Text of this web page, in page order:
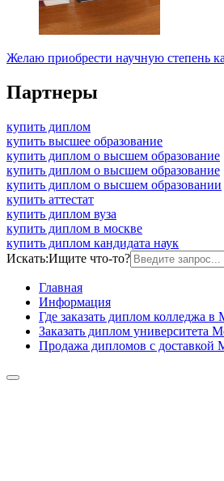
Желаю приобрести научную степень
Партнеры
купить диплом
купить высшее образование
купить диплом о высшем образование
купить диплом о высшем образование
купить диплом о высшем образовании
купить аттестат
купить диплом вуза
купить диплом в москве
купить диплом кандидата наук
Искать:Ищите что-то?
Главная
Информация
Где заказать диплом колледжа в
Заказать диплом университета
Продажа дипломов с доставкой